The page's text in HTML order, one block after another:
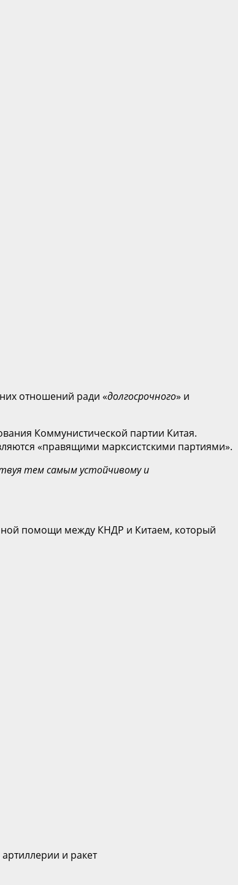
отношений ради «долгосрочного» и
Коммунистической партии Китая.
«правящими марксистскими партиями».
тем самым устойчивому и
помощи между КНДР и Китаем, который